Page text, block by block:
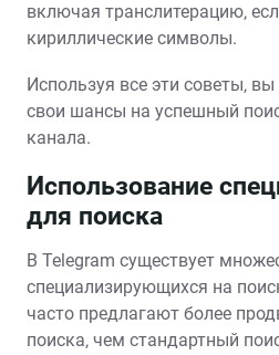
включая транслитерацию‚
кириллические символы.
Используя все эти советы‚
свои шансы на успешный
канала.
Использование
для поиска
В Telegram существует
специализирующихся на
часто предлагают более
поиска‚ чем стандартный